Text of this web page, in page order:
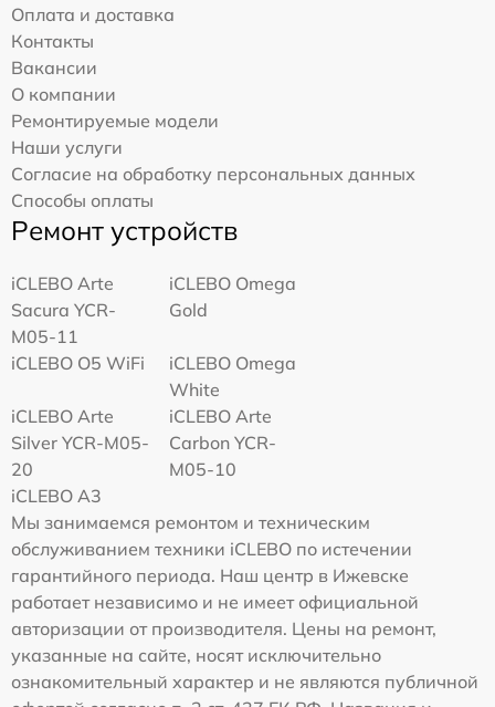
Оплата и доставка
Контакты
Вакансии
О компании
Ремонтируемые модели
Наши услуги
Согласие на обработку персональных данных
Способы оплаты
Ремонт устройств
iCLEBO Arte
Sacura YCR-
M05-11
iCLEBO Omega
Gold
iCLEBO O5 WiFi
iCLEBO Omega
White
iCLEBO Arte
Silver YCR-M05-
20
iCLEBO Arte
Carbon YCR-
M05-10
iCLEBO A3
Мы занимаемся ремонтом и техническим
обслуживанием техники iCLEBO по истечении
гарантийного периода. Наш центр в Ижевске
работает независимо и не имеет официальной
авторизации от производителя. Цены на ремонт,
указанные на сайте, носят исключительно
ознакомительный характер и не являются публичной